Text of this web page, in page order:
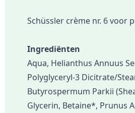
Schüssler crème nr. 6 voor
Ingrediënten
Aqua, Helianthus Annuus
Polyglyceryl-3 Dicitrate/
Butyrospermum Parkii
Glycerin, Betaine*, Prunus